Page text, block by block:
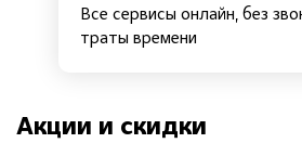
Все сервисы онлайн, без
траты времени
Акции и скидки